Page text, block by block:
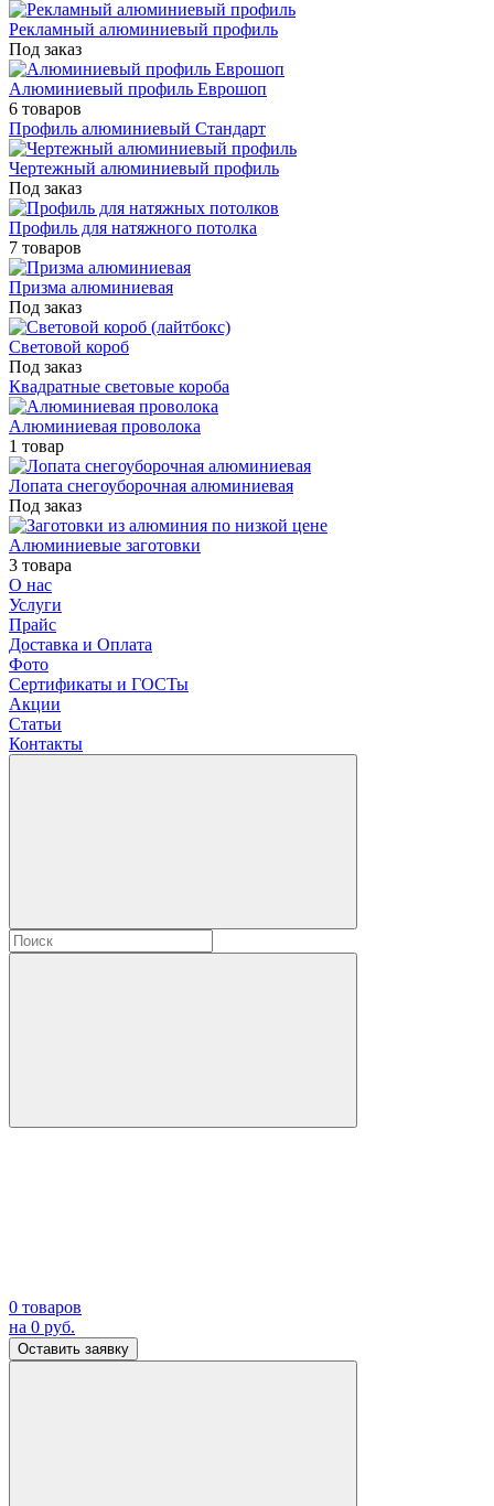
Рекламный алюминиевый профиль
Под заказ
Алюминиевый профиль Еврошоп
6 товаров
Профиль алюминиевый Стандарт
Чертежный алюминиевый профиль
Под заказ
Профиль для натяжного потолка
7 товаров
Призма алюминиевая
Под заказ
Световой короб
Под заказ
Квадратные световые короба
Алюминиевая проволока
1 товар
Лопата снегоуборочная алюминиевая
Под заказ
Алюминиевые заготовки
3 товара
О нас
Услуги
Прайс
Доставка и Оплата
Фото
Сертификаты и ГОСТы
Акции
Статьи
Контакты
0 товаров
на 0 руб.
Оставить заявку